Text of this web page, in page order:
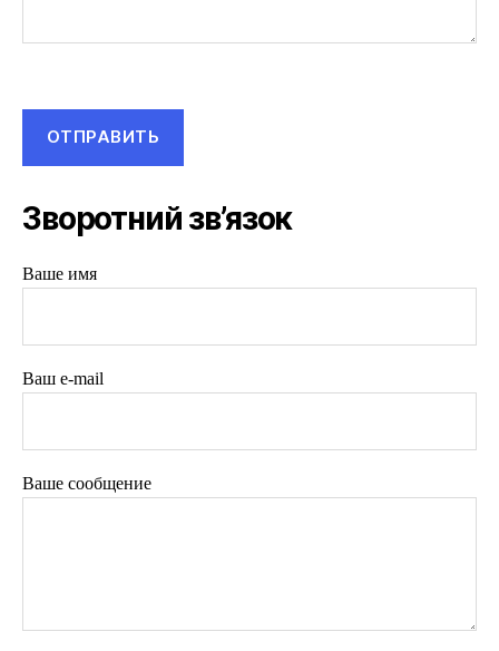
Зворотний зв’язок
Ваше имя
Ваш e-mail
Ваше сообщение